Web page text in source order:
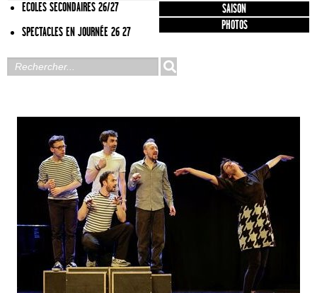
ECOLES SECONDAIRES 26/27
SPECTACLES EN JOURNÉE 26 27
SAISON
PHOTOS